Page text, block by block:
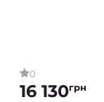
0
16 130грн